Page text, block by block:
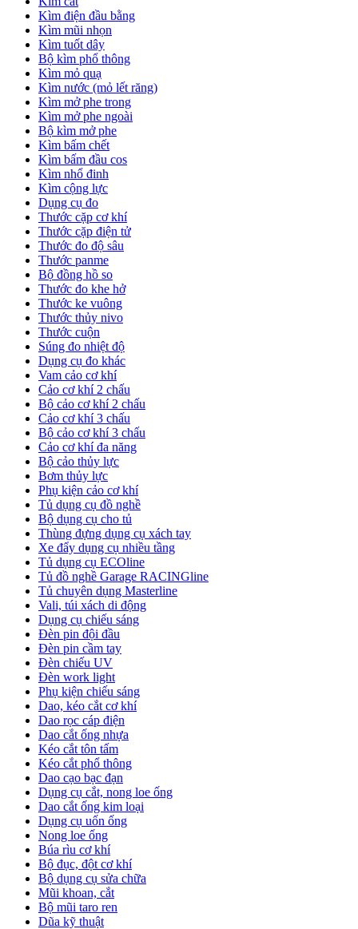
Kìm điện đầu bằng
Kìm mũi nhọn
Kìm tuốt dây
Bộ kìm phổ thông
Kìm mỏ quạ
Kìm nước (mỏ lết răng)
Kìm mở phe trong
Kìm mở phe ngoài
Bộ kìm mở phe
Kìm bấm chết
Kìm bấm đầu cos
Kìm nhổ đinh
Kìm cộng lực
Dụng cụ đo
Thước cặp cơ khí
Thước cặp điện tử
Thước đo độ sâu
Thước panme
Bộ đồng hồ so
Thước đo khe hở
Thước ke vuông
Thước thủy nivo
Thước cuộn
Súng đo nhiệt độ
Dụng cụ đo khác
Vam cảo cơ khí
Cảo cơ khí 2 chấu
Bộ cảo cơ khí 2 chấu
Cảo cơ khí 3 chấu
Bộ cảo cơ khí 3 chấu
Cảo cơ khí đa năng
Bộ cảo thủy lực
Bơm thủy lực
Phụ kiện cảo cơ khí
Tủ dụng cụ đồ nghề
Bộ dụng cụ cho tủ
Thùng đựng dụng cụ xách tay
Xe đẩy dụng cụ nhiều tầng
Tủ dụng cụ ECOline
Tủ đồ nghề Garage RACINGline
Tủ chuyên dụng Masterline
Vali, túi xách di động
Dụng cụ chiếu sáng
Đèn pin đội đầu
Đèn pin cầm tay
Đèn chiếu UV
Đèn work light
Phụ kiện chiếu sáng
Dao, kéo cắt cơ khí
Dao rọc cáp điện
Dao cắt ống nhựa
Kéo cắt tôn tấm
Kéo cắt phổ thông
Dao cạo bạc đạn
Dụng cụ cắt, nong loe ống
Dao cắt ống kim loại
Dụng cụ uốn ống
Nong loe ống
Búa rìu cơ khí
Bộ đục, đột cơ khí
Bộ dụng cụ sửa chữa
Mũi khoan, cắt
Bộ mũi taro ren
Dũa kỹ thuật